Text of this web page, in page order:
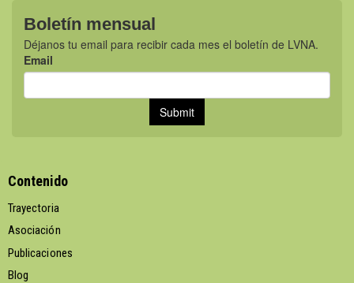
Contenido
Trayectoria
Asociación
Publicaciones
Blog